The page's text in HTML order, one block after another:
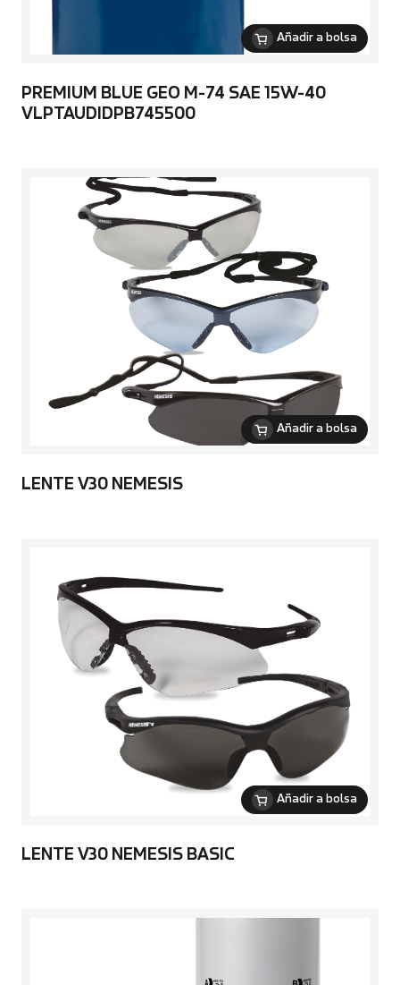
Añadir a bolsa
PREMIUM BLUE GEO M-74 SAE 15W-40
VLPTAUDIDPB745500
Añadir a bolsa
LENTE V30 NEMESIS
Añadir a bolsa
LENTE V30 NEMESIS BASIC